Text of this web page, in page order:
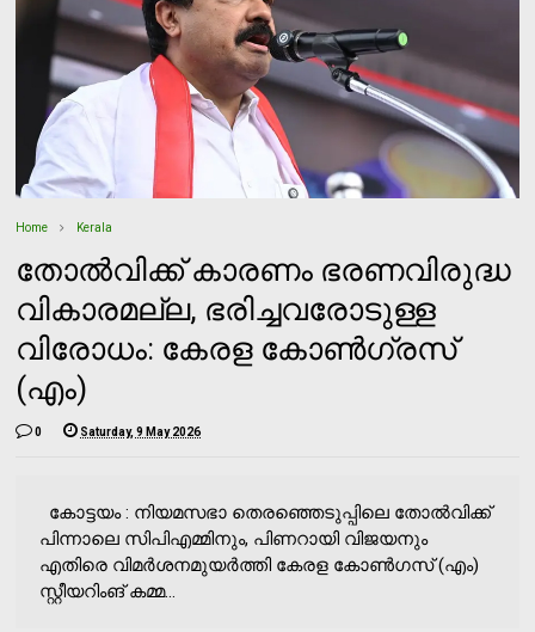
Home Kerala
തോൽവിക്ക് കാരണം ഭരണവിരുദ്ധ
വികാരമല്ല, ഭരിച്ചവരോടുള്ള
വിരോധം: കേരള കോൺഗ്രസ്
(എം)
0 Saturday, 9 May 2026
കോട്ടയം : നിയമസഭാ തെരഞ്ഞെടുപ്പിലെ തോൽവിക്ക്
പിന്നാലെ സിപിഎമ്മിനും, പിണറായി വിജയനും
എതിരെ വിമർശനമുയർത്തി കേരള കോൺഗസ് (എം)
സ്റ്റീയറിംങ് കമ്മ...